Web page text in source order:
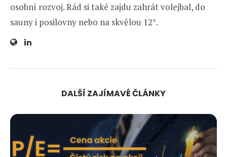
osobní rozvoj. Rád si také zajdu zahrát volejbal, do
sauny i posilovny nebo na skvělou 12°.
DALŠÍ ZAJÍMAVÉ ČLÁNKY